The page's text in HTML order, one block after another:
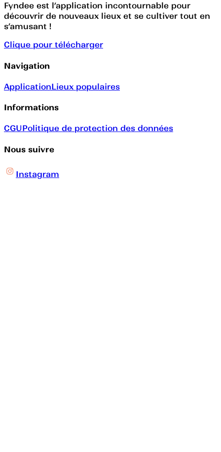
Fyndee est l’application incontournable pour
découvrir de nouveaux lieux et se cultiver tout en
s’amusant !
Clique pour télécharger
Navigation
ApplicationLieux populaires
Informations
CGUPolitique de protection des données
Nous suivre
Instagram